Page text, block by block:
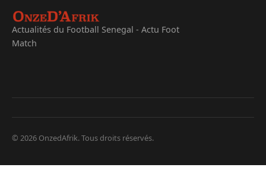
Actualités du Football Senegal - Actu Foot
Match
© 2026 OnzedAfrik. Tous droits réservés.